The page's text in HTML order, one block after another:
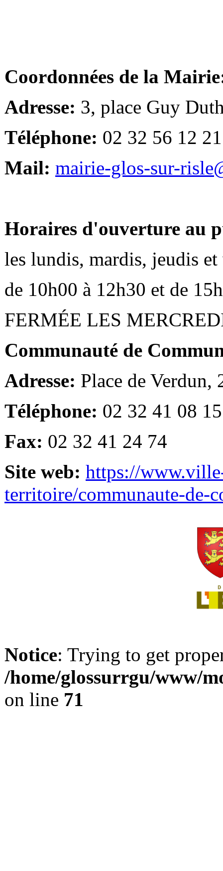
Coordonnées de la
Adresse: 3, place Guy
Téléphone: 02 32 56 12 21
Mail: mairie-glos-sur-
Horaires d'ouverture au
les lundis, mardis, jeudis et
de 10h00 à 12h30 et de
FERMÉE LES
Communauté de
Adresse: Place de Verdun,
Téléphone: 02 32 41 08 15
Fax: 02 32 41 24 74
Site web: https://
territoire/communaute-de-
Notice: Trying to get
/home/glossurrgu/www/
on line 71